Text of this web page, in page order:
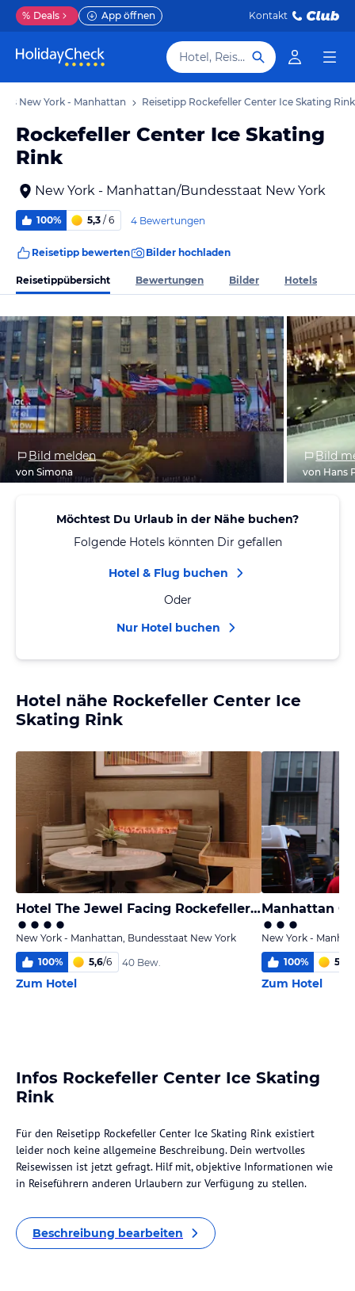
% Deals App öffnen Kontakt
Hotel, Reiseziel
New York - Manhattan Reisetipp Rockefeller Center Ice Skating Rink
Rockefeller Center Ice Skating
Rink
New York - Manhattan/Bundesstaat New York
100% 5,3 / 6 4 Bewertungen
Reisetipp bewerten Bilder hochladen
Reisetippübersicht Bewertungen Bilder Hotels
Bild melden
von Simona
Bild
von Hans
Möchtest Du Urlaub in der Nähe buchen?
Folgende Hotels könnten Dir gefallen
Hotel & Flug buchen
Oder
Nur Hotel buchen
Hotel nähe Rockefeller Center Ice
Skating Rink
Hotel The Jewel Facing Rockefeller Center
New York - Manhattan, Bundesstaat New York
100% 5,6/6 40 Bew.
Zum Hotel
Manhattan
New York -
100% 5,0
Zum Hotel
Infos Rockefeller Center Ice Skating
Rink
Für den Reisetipp Rockefeller Center Ice Skating Rink existiert
leider noch keine allgemeine Beschreibung. Dein wertvolles
Reisewissen ist jetzt gefragt. Hilf mit, objektive Informationen wie
in Reiseführern anderen Urlaubern zur Verfügung zu stellen.
Beschreibung bearbeiten